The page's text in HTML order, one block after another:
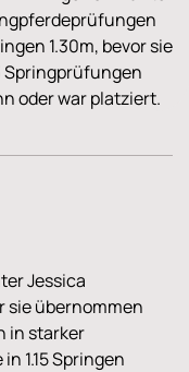
1.30m, bevor sie
Springprüfungen
oder war platziert.
Jessica
sie übernommen
in starker
1.15 Springen